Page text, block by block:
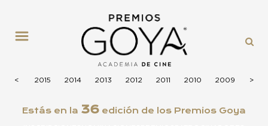
<
<
2016 2015 2014 2013 2012 2011 2010 2009 2008
>
>
Estás en la 36 edición de los Premios Goya